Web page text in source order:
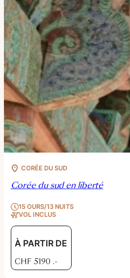
CORÉE DU SUD
Corée du sud en liberté
15 OURS/13 NUITS
VOL INCLUS
À PARTIR DE
CHF 5190 .-